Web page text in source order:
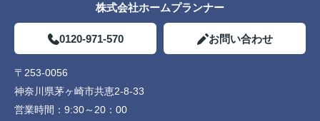
株式会社ホームプランナー
0120-971-570 お問い合わせ
〒253-0056
神奈川県茅ヶ崎市共恵2-8-33
営業時間： 9:30～20：00